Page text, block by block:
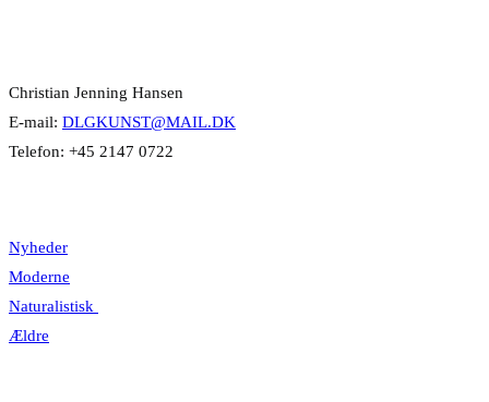
Christian Jenning Hansen
E-mail: DLGKUNST@MAIL.DK
Telefon: +45 2147 0722
Nyheder
Moderne
Naturalistisk
Ældre